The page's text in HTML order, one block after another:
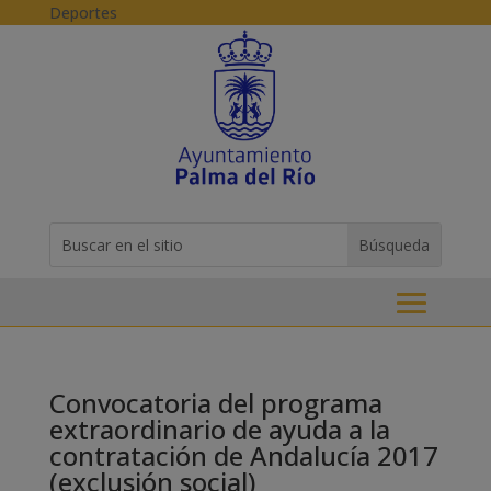
Skip to content
Deportes
for...
Convocatoria del programa
extraordinario de ayuda a la
contratación de Andalucía 2017
(exclusión social)